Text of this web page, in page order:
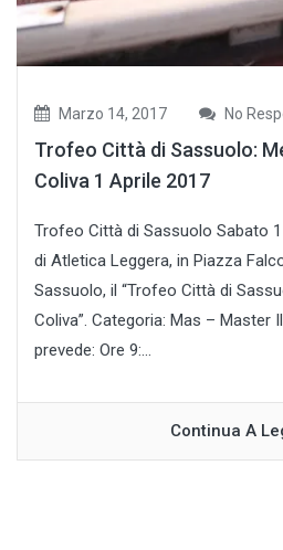
Marzo 14, 2017 No
Trofeo Città di Sassuolo:
Coliva 1 Aprile 2017
Trofeo Città di Sassuolo Sabato
di Atletica Leggera, in Piazza
Sassuolo, il “Trofeo Città di
Coliva”. Categoria: Mas – Master
prevede: Ore 9:...
Continua A